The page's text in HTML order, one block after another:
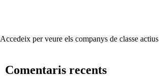
Accedeix per veure els companys de classe actius
Comentaris recents